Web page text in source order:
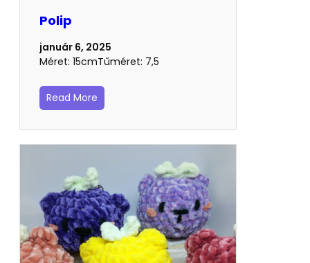
Polip
január 6, 2025
Méret: 15cmTűméret: 7,5
Read More